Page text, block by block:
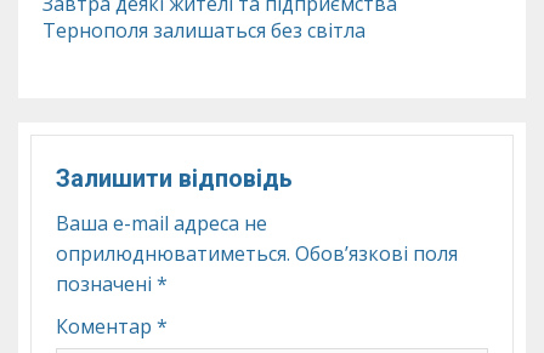
Тернополя залишаться без світла
Залишити відповідь
Ваша e-mail адреса не
оприлюднюватиметься. Обов’язкові поля
позначені *
Коментар *